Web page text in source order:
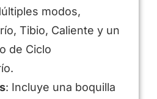
modos,
Tibio, Caliente y un
de Ciclo
: Incluye una boquilla